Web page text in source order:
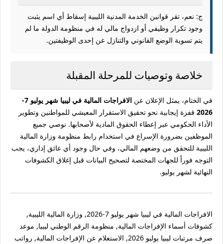
ج: نعم، تقر قوانين الخدمة المدنية الليبية إسقاط أي اسم يثبت
وجود تكرار وظيفي أو ازدواج مالي له في منظومة الدولة ما لم
يتم تسوية الوضع القانوني والتنازل عن إحدى الوظيفتين.
خلاصة وتوصيات للمرحلة المقبلة
في الختام، يمثل الإعلان عن
الافراجات المالية في ليبيا شهر يوليو 7-
2026 قفزة إيجابية نحو تحقيق الاستقرار المعيشي للمواطنين وتطوير
الأداء الحكومي عبر إعطاء الحقوق المادية لأصحابها. نوصي جميع
الموظفين بضرورة الإسراع في استخدام رابط منظومة وزارة المالية
الليبية للتحقق من وضعهم المالي، وفي حال وجود أي عائق إداري، يجب
التوجه فوراً للجهات المختصة لتصحيح البيانات قبل إغلاق الكشوفات
النهائية لشهر يوليو.
الافراجات المالية في ليبيا شهر يوليو 7-2026, وزارة المالية الليبية,
كشوفات أسماء الإفراجات المالية, منظومة الرقم الوطني ليبيا, موعد
صرف مرتبات ليبيا يوليو 2026, الاستعلام عن الإفراجات المالية, رواتب